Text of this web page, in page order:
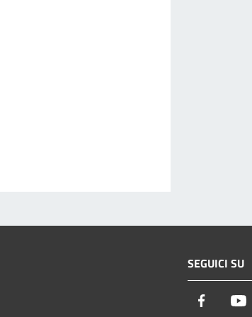
SEGUICI SU
Facebook